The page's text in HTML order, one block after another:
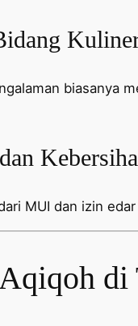
MUI dan izin
di